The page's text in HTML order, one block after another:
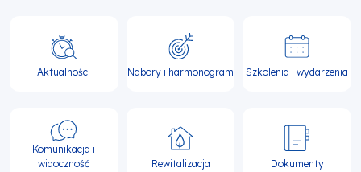
Główna
nawigacja
Aktualności Nabory i harmonogram Szkolenia i wydarzenia
Komunikacja i
widoczność
Rewitalizacja Dokumenty